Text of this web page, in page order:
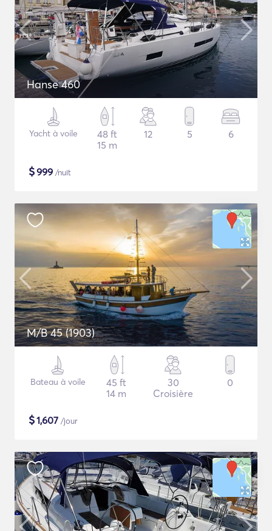
Hanse 460
Yacht à voile
48 ft
15 m
12 5 6
$999 /nuit
M/B 45 (1903)
Bateau à voile
45 ft
14 m
30
Croisière
0
$1,607 /jour